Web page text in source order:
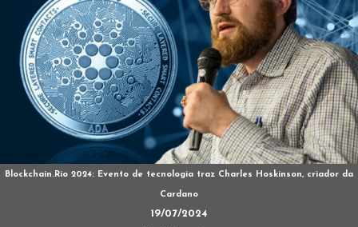
Blockchain.Rio 2024: Evento de tecnologia traz Charles Hoskinson, criador da
Cardano
19/07/2024